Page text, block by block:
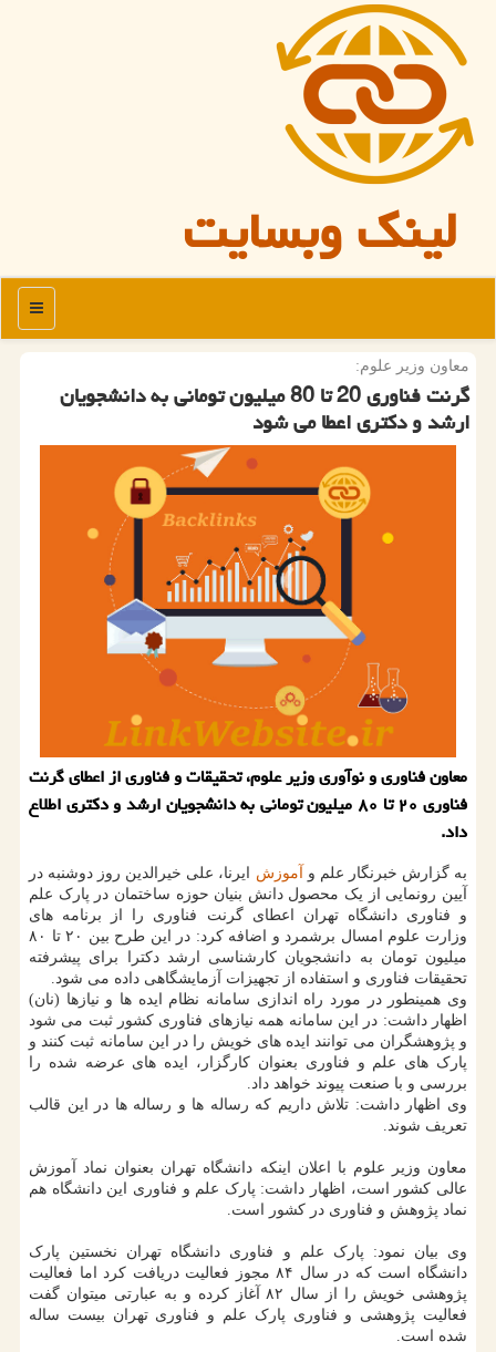
لینک وبسایت
منو
معاون وزیر علوم:
گرنت فناوری 20 تا 80 میلیون تومانی به دانشجویان
ارشد و دکتری اعطا می شود
معاون فناوری و نوآوری وزیر علوم، تحقیقات و فناوری از اعطای گرنت
فناوری ۲۰ تا ۸۰ میلیون تومانی به دانشجویان ارشد و دکتری اطلاع
داد.
به گزارش خبرنگار علم و آموزش ایرنا، علی خیرالدین روز دوشنبه در
آیین رونمایی از یک محصول دانش بنیان حوزه ساختمان در پارک علم
و فناوری دانشگاه تهران اعطای گرنت فناوری را از برنامه های
وزارت علوم امسال برشمرد و اضافه کرد: در این طرح بین ۲۰ تا ۸۰
میلیون تومان به دانشجویان کارشناسی ارشد دکترا برای پیشرفته
تحقیقات فناوری و استفاده از تجهیزات آزمایشگاهی داده می شود.
وی همینطور در مورد راه اندازی سامانه نظام ایده ها و نیازها (نان)
اظهار داشت: در این سامانه همه نیازهای فناوری کشور ثبت می شود
و پژوهشگران می توانند ایده های خویش را در این سامانه ثبت کنند و
پارک های علم و فناوری بعنوان کارگزار، ایده های عرضه شده را
بررسی و با صنعت پیوند خواهد داد.
وی اظهار داشت: تلاش داریم که رساله ها و رساله ها در این قالب
تعریف شوند.
معاون وزیر علوم با اعلان اینکه دانشگاه تهران بعنوان نماد آموزش
عالی کشور است، اظهار داشت: پارک علم و فناوری این دانشگاه هم
نماد پژوهش و فناوری در کشور است.
وی بیان نمود: پارک علم و فناوری دانشگاه تهران نخستین پارک
دانشگاه است که در سال ۸۴ مجوز فعالیت دریافت کرد اما فعالیت
پژوهشی خویش را از سال ۸۲ آغاز کرده و به عبارتی میتوان گفت
فعالیت پژوهشی و فناوری پارک علم و فناوری تهران بیست ساله
شده است.